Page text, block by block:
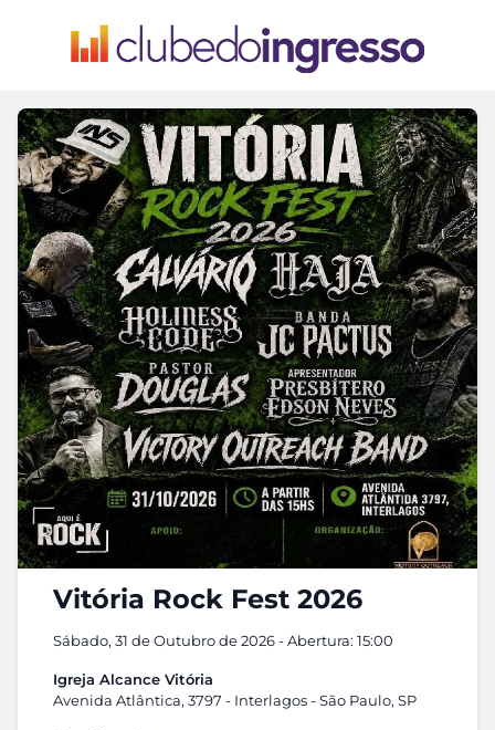
Vitória Rock Fest 2026
Sábado, 31 de Outubro de 2026 - Abertura: 15:00
Igreja Alcance Vitória
Avenida Atlântica, 3797 - Interlagos - São Paulo, SP